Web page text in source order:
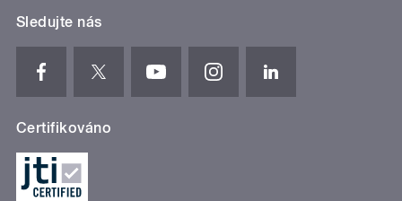
Sledujte nás
Certifikováno